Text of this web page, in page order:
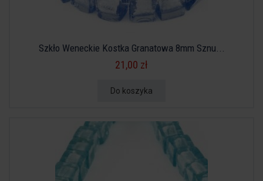
Szkło Weneckie Kostka Granatowa 8mm Sznu...
21,00 zł
Do koszyka